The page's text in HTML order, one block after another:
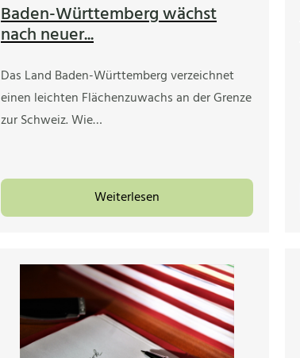
Baden-Württemberg wächst
nach neuer...
Das Land Baden-Württemberg verzeichnet
einen leichten Flächenzuwachs an der Grenze
zur Schweiz. Wie…
Weiterlesen